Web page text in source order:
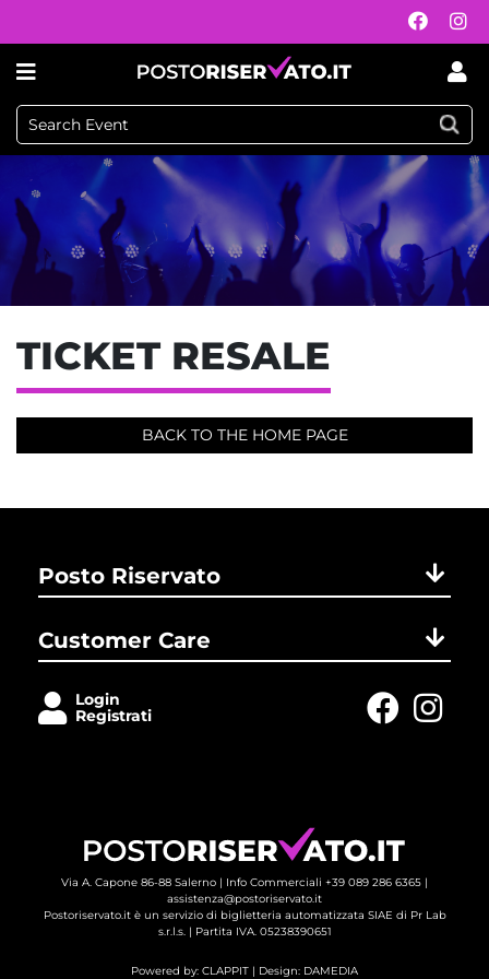
TICKET RESALE
BACK TO THE HOME PAGE
Posto Riservato
Customer Care
Login
Registrati
Via A. Capone 86-88 Salerno | Info Commerciali +39 089 286 6365 |
assistenza@postoriservato.it
Postoriservato.it è un servizio di biglietteria automatizzata SIAE di Pr Lab
s.r.l.s. | Partita IVA. 05238390651
Powered by: CLAPPIT | Design: DAMEDIA